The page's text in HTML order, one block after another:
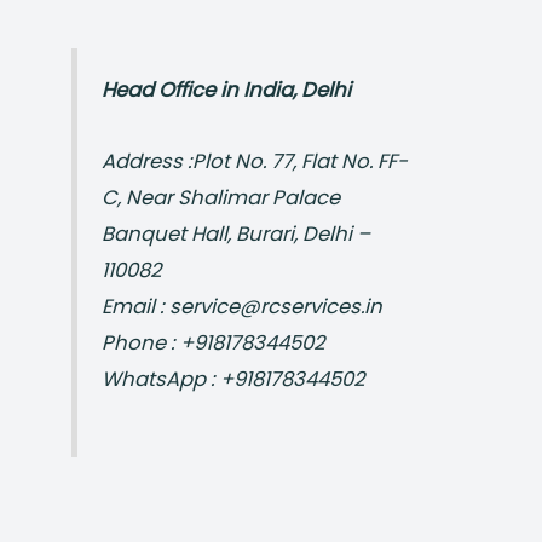
Head Office in India, Delhi
Address :Plot No. 77, Flat No. FF-
C, Near Shalimar Palace
Banquet Hall, Burari, Delhi –
110082
Email : service@rcservices.in
Phone : +918178344502
WhatsApp : +918178344502